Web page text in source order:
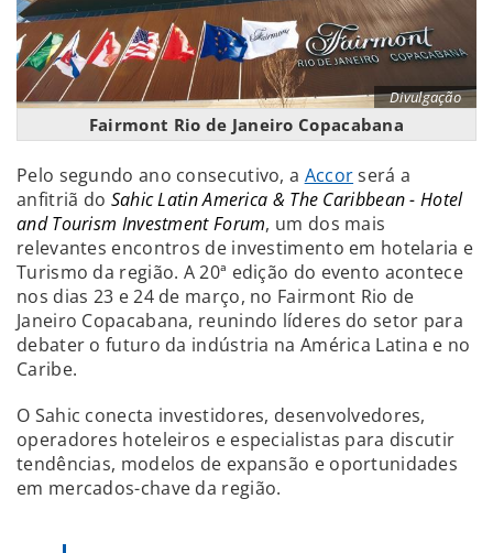
Divulgação
Fairmont Rio de Janeiro Copacabana
Pelo segundo ano consecutivo, a Accorserá a
anfitriã do Sahic Latin America & The Caribbean - Hotel
and Tourism Investment Forum, um dos mais
relevantes encontros de investimento em hotelaria e
Turismo da região. A 20ª edição do evento acontece
nos dias 23 e 24 de março, no Fairmont Rio de
Janeiro Copacabana, reunindo líderes do setor para
debater o futuro da indústria na América Latina e no
Caribe.
O Sahic conecta investidores, desenvolvedores,
operadores hoteleiros e especialistas para discutir
tendências, modelos de expansão e oportunidades
em mercados-chave da região.